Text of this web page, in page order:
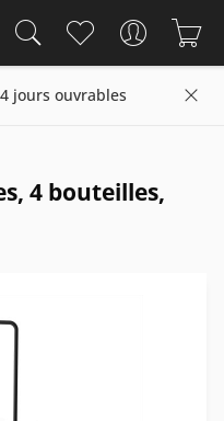
jours ouvrables
4 bouteilles,